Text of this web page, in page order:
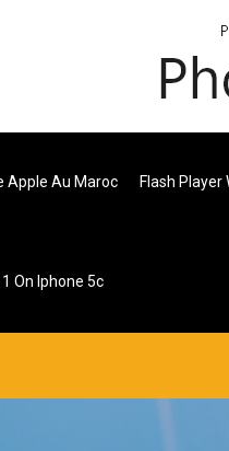
Apple Au Maroc Flash Player
On Iphone 5c